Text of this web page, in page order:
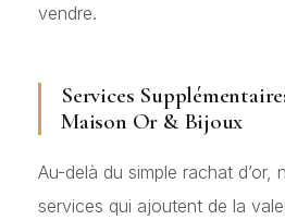
vendre.
Services
Maison Or & Bijoux
Au-delà du simple rachat d’or,
services qui ajoutent de la